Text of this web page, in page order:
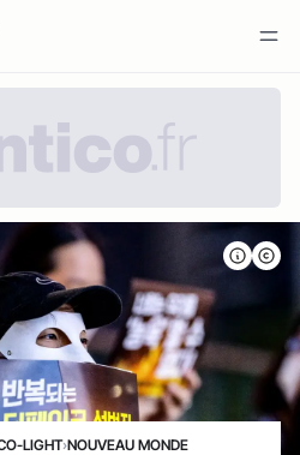
LIGHT›NOUVEAU MONDE